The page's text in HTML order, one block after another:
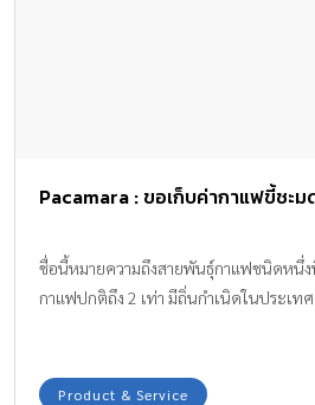
Pacamara : ขอเก็บค่ากาแฟขี้ชะม
ชื่อนี้หมายความถึงสายพันธุ์กาแฟชนิดหนึ่
กาแฟปกติถึง 2 เท่า มีถิ่นกำเนิดในประเท
Product & Service